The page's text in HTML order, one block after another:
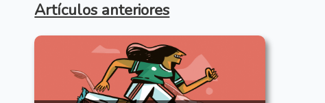
Artículos anteriores